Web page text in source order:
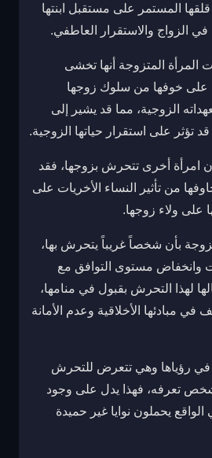
المستمر على مستقبل ابنتها
الزواج والاستقرار العاطفي.
المرأة المتزوجة أنها تخشى
على خوفها من سلوك زوجها
الزوجية، مما قد يشير إلى
تؤثر على استقرار حياتها الزوجية.
امرأة أخرى تتحرش بزوجها، فقد
من تأثير النساء الأخريات على
على ولاء زوجها.
بأن شخصاً غريباً يتحرش بها،
وانخفاض مستوى التوافق مع
لهذا التحرش بقبول في منامها،
مبادئها الأخلاقية وعدم الأمانة
في رؤياها وهي تتعرض للتحرش
تعرفه، فهذا يدل على وجود
يحملون نوايا غير حميدة